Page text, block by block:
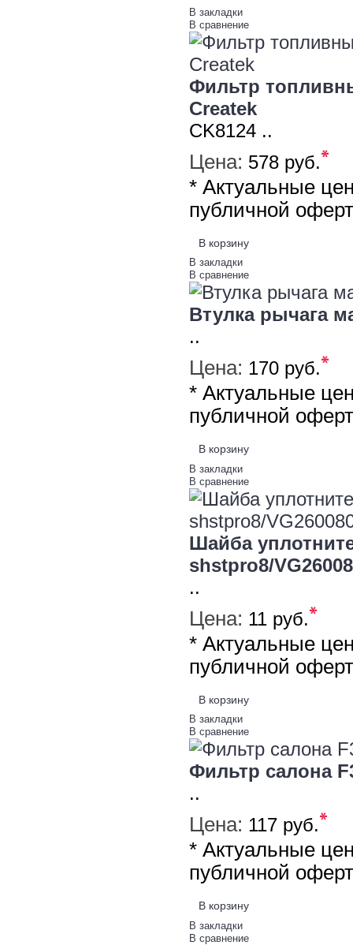
В закладки
В сравнение
Фильтр
Createk
CK8124 ..
Цена: 578 руб.*
* Актуальные
публичной
В корзину
В закладки
В сравнение
Втулка рычага
..
Цена: 170 руб.*
* Актуальные
публичной
В корзину
В закладки
В сравнение
Шайба
shstpro8/
..
Цена: 11 руб.*
* Актуальные
публичной
В корзину
В закладки
В сравнение
Фильтр салона
..
Цена: 117 руб.*
* Актуальные
публичной
В корзину
В закладки
В сравнение